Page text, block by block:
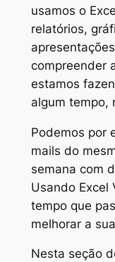
usamos o
relatórios,
apresentações
compreender
estamos
algum tempo,
Podemos por
mails do
semana com
Usando Excel
tempo que
melhorar a
Nesta seção